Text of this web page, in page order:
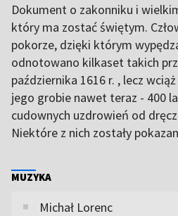
Dokument o zakonniku i
który ma zostać świętym.
pokorze, dzięki którym
odnotowano kilkaset takich
października 1616 r. , lecz
jego grobie nawet teraz - 400
cudownych uzdrowień od
Niektóre z nich zostały
MUZYKA
Michał Lorenc